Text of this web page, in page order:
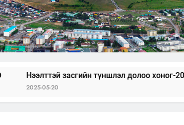
засгийн түншлэл долоо хоног-2025